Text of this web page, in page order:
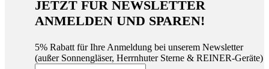
JETZT FÜR NEWSLETTER
ANMELDEN UND SPAREN!
5% Rabatt für Ihre Anmeldung bei unserem Newsletter
(außer Sonnengläser, Herrnhuter Sterne & REINER-Geräte)